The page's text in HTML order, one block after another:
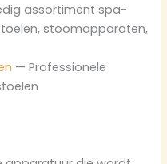
assortiment spa-
stoomapparaten,
— Professionele